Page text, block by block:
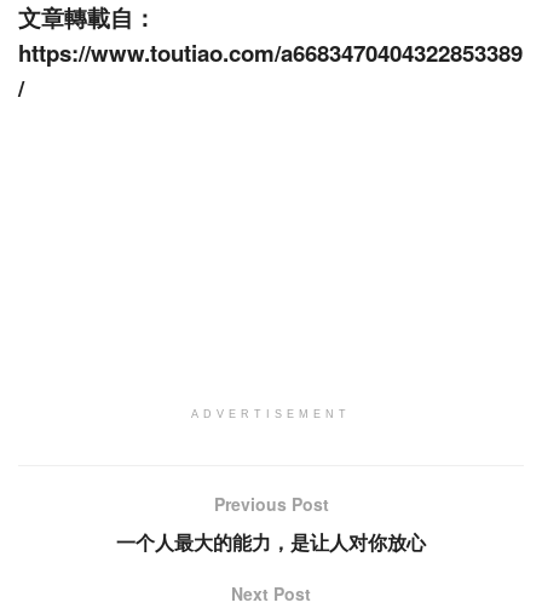
文章轉載自：
https://www.toutiao.com/a6683470404322853389
/
ADVERTISEMENT
Previous Post
一个人最大的能力，是让人对你放心
Next Post